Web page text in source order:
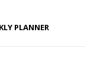
PLANNER